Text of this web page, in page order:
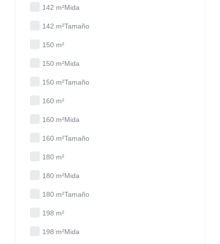
142 m²Mida
142 m²Tamaño
150 m²
150 m²Mida
150 m²Tamaño
160 m²
160 m²Mida
160 m²Tamaño
180 m²
180 m²Mida
180 m²Tamaño
198 m²
198 m²Mida